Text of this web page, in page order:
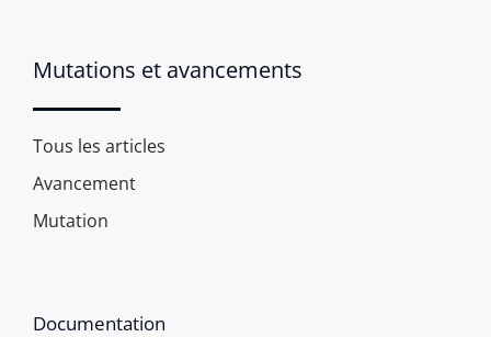
Mutations et avancements
Tous les articles
Avancement
Mutation
Documentation